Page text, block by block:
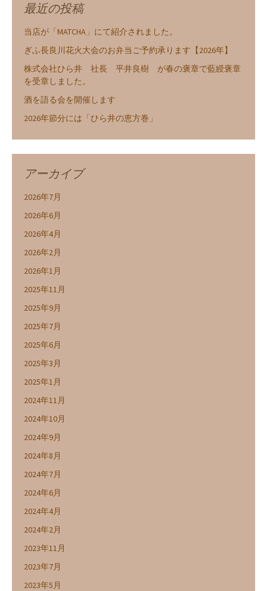
最近の投稿
当店が「MATCHA」にて紹介されました。
ぎふ長良川花火大会のお弁当ご予約承ります【2026年】
株式会社ひら井 社長 平井良樹 が春の褒章で藍綬褒章
を受章しました。
酒を語る会を開催します
2026年節分には「ひら井の恵方巻」
アーカイブ
2026年7月
2026年6月
2026年4月
2026年2月
2026年1月
2025年11月
2025年9月
2025年7月
2025年6月
2025年3月
2025年1月
2024年11月
2024年10月
2024年9月
2024年8月
2024年7月
2024年6月
2024年4月
2024年2月
2023年11月
2023年7月
2023年5月